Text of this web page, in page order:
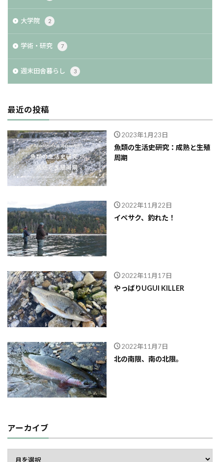
大学院 2
学術・研究 7
週末田舎暮らし 3
最近の投稿
2023年1月23日
魚類の生活史研究：成熟と生殖
周期
2022年11月22日
イペサク、釣れた！
2022年11月17日
やっぱりUGUI KILLER
2022年11月7日
北の南限、南の北限。
アーカイブ